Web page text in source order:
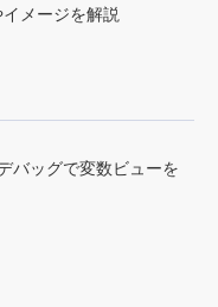
メージを解説
バッグで変数ビューを